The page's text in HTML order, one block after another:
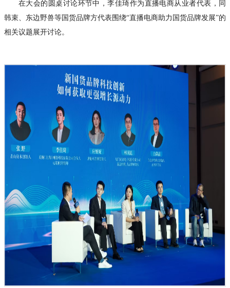
在大会的圆桌讨论环节中，李佳琦作为直播电商从业者代表，同
韩束、东边野兽等国货品牌方代表围绕“直播电商助力国货品牌发展”的
相关议题展开讨论。